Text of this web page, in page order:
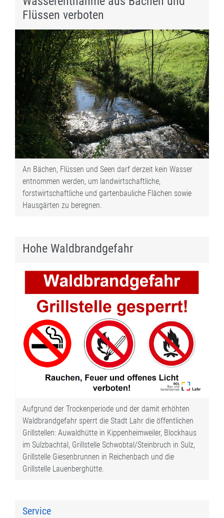
Flüssen verboten
An Bächen, Flüssen und Seen darf derzeit kein Wasser
entnommen werden, um landwirtschaftliche,
forstwirtschaftliche und gartenbauliche Flächen sowie
Hausgärten zu beregnen.
Hohe Waldbrandgefahr
Aufgrund der Trockenperiode und der damit erhöhten
Waldbrandgefahr sperrt die Stadt Lahr die öffentlichen
Grillstellen: Auwaldhütte in Kippenheimweiler, Blockhaus
im Sulzbachtal, Grillstelle Schwobtal/Steinbruch in Sulz,
Grillstelle Giesenbrunnen in Reichenbach und die
Grillstelle Lauenberghütte.
Service